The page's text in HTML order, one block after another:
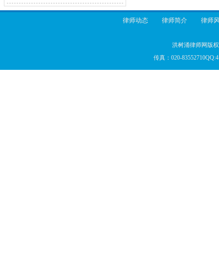
律师动态 律师简介 律师
洪树涌律师网版
传真：020-